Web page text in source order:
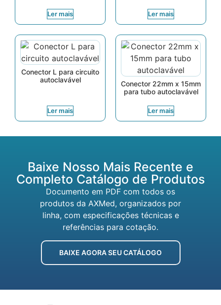
Ler mais Ler mais
Conector L para circuito
autoclavável
Ler mais
Conector 22mm x 15mm
para tubo autoclavável
Ler mais
Baixe Nosso Mais Recente e
Completo Catálogo de Produtos
Documento em PDF com todos os
produtos da AXMed, organizados por
linha, com especificações técnicas e
referências para cotação.
BAIXE AGORA SEU CATÁLOGO